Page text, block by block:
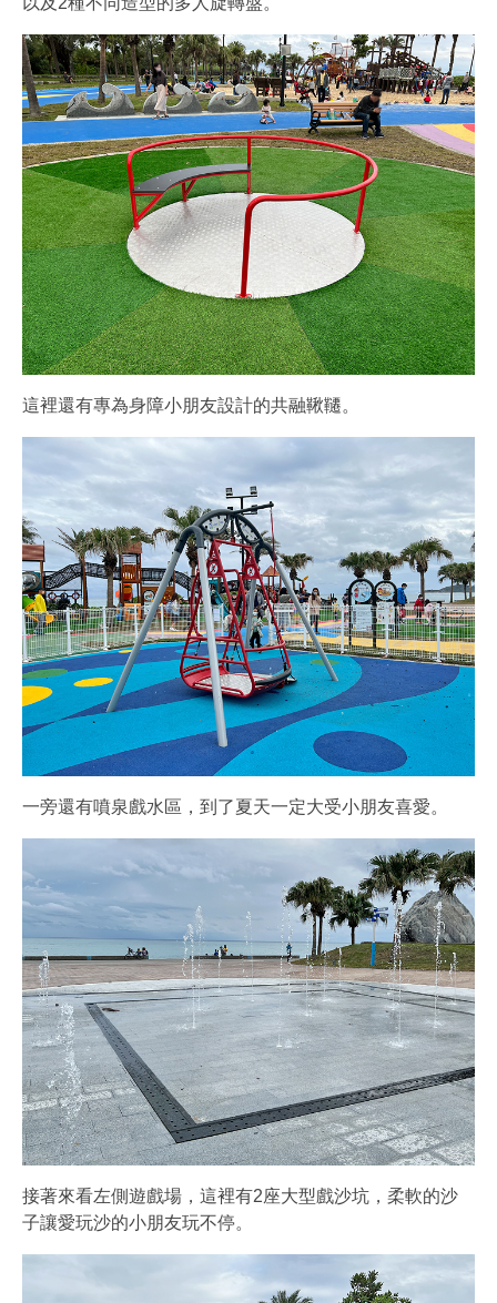
這裡還有專為身障小朋友設計的共融鞦韆。
一旁還有噴泉戲水區，到了夏天一定大受小朋友喜愛。
接著來看左側遊戲場，這裡有2座大型戲沙坑，柔軟的沙
子讓愛玩沙的小朋友玩不停。